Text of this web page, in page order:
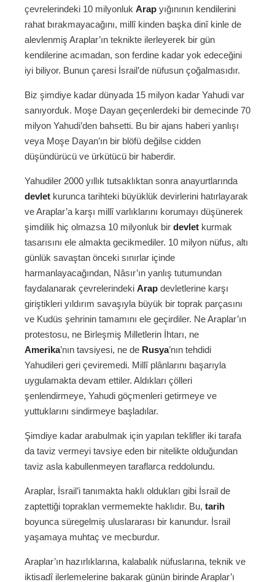
çevrelerindeki 10 milyonluk Arap yığınının kendilerini
rahat bırakmayacağını, millî kinden başka dinî kinle de
alevlenmiş Araplar’ın teknikte ilerleyerek bir gün
kendilerine acımadan, son ferdine kadar yok edeceğini
iyi biliyor. Bunun çaresi İsrail’de nüfusun çoğalmasıdır.
Biz şimdiye kadar dünyada 15 milyon kadar Yahudi var
sanıyorduk. Moşe Dayan geçenlerdeki bir demecinde 70
milyon Yahudi’den bahsetti. Bu bir ajans haberi yanlışı
veya Moşe Dayan’ın bir blöfü değilse cidden
düşündürücü ve ürkütücü bir haberdir.
Yahudiler 2000 yıllık tutsaklıktan sonra anayurtlarında
devlet kurunca tarihteki büyüklük devirlerini hatırlayarak
ve Araplar’a karşı millî varlıklarını korumayı düşünerek
şimdilik hiç olmazsa 10 milyonluk bir devlet kurmak
tasarısını ele almakta gecikmediler. 10 milyon nüfus, altı
günlük savaştan önceki sınırlar içinde
harmanlayacağından, Nâsır’ın yanlış tutumundan
faydalanarak çevrelerindeki Arap devletlerine karşı
giriştikleri yıldırım savaşıyla büyük bir toprak parçasını
ve Kudüs şehrinin tamamını ele geçirdiler. Ne Araplar’ın
protestosu, ne Birleşmiş Milletlerin İhtarı, ne
Amerika’nın tavsiyesi, ne de Rusya’nın tehdidi
Yahudileri geri çeviremedi. Millî plânlarını başarıyla
uygulamakta devam ettiler. Aldıkları çölleri
şenlendirmeye, Yahudi göçmenleri getirmeye ve
yuttuklarını sindirmeye başladılar.
Şimdiye kadar arabulmak için yapılan teklifler iki tarafa
da taviz vermeyi tavsiye eden bir nitelikte olduğundan
taviz asla kabullenmeyen taraflarca reddolundu.
Araplar, İsrail’i tanımakta haklı oldukları gibi İsrail de
zaptettiği topraklan vermemekte haklıdır. Bu, tarih
boyunca süregelmiş uluslararası bir kanundur. İsrail
yaşamaya muhtaç ve mecburdur.
Araplar’ın hazırlıklarına, kalabalık nüfuslarına, teknik ve
iktisadî ilerlemelerine bakarak günün birinde Araplar’ı